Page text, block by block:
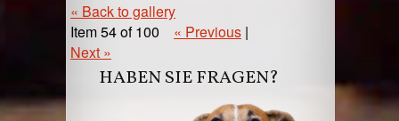
« Back to gallery
Item 54 of 100
« Previous |
Next »
HABEN SIE FRAGEN?